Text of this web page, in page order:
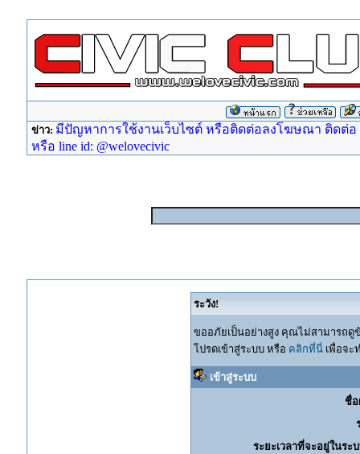
ข่าว: มีปัญหาการใช้งานเว็บไซต์ หรือติดต่อลงโฆษณา ติดต่อ
หรือ line id: @welovecivic
ระวัง!
ขออภัยเป็นอย่างสูง คุณไม่สามารถ
โปรดเข้าสู่ระบบ หรือ คลิกที่นี่เพื่อจะ
เข้าสู่ระบบ
ชื่อ
ระยะเวลาที่จะอยู่ในระ